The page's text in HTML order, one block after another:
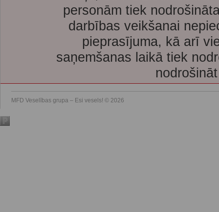
personām tiek
darbības veikšanai
pieprasījuma, kā arī
saņemšanas laikā tiek
MFD Veselības grupa – Esi vesels! © 2026